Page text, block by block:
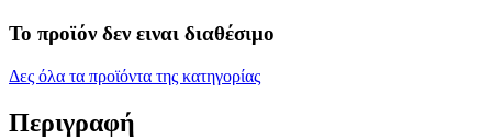
Το προϊόν δεν ειναι διαθέσιμο
Δες όλα τα προϊόντα της κατηγορίας
Περιγραφή